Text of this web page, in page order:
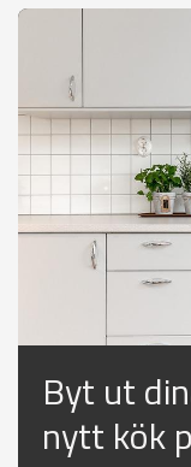
Byt ut
nytt kök